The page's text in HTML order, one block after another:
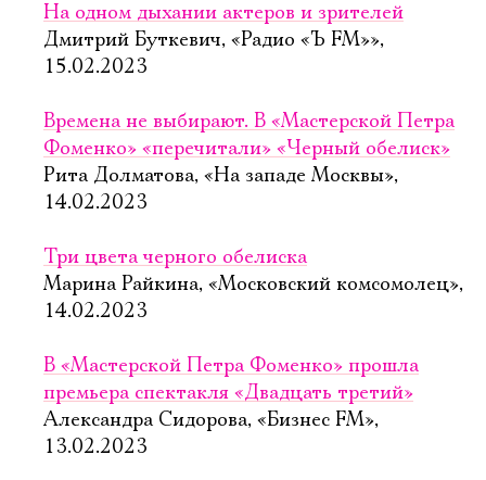
На одном дыхании актеров и зрителей
Дмитрий Буткевич, «Радио «Ъ FM»»,
15.02.2023
Времена не выбирают. В «Мастерской Петра
Фоменко» «перечитали» «Черный обелиск»
Рита Долматова, «На западе Москвы»,
14.02.2023
Три цвета черного обелиска
Марина Райкина, «Московский комсомолец»,
14.02.2023
В «Мастерской Петра Фоменко» прошла
премьера спектакля «Двадцать третий»
Александра Сидорова, «Бизнес FM»,
13.02.2023
Электропочта